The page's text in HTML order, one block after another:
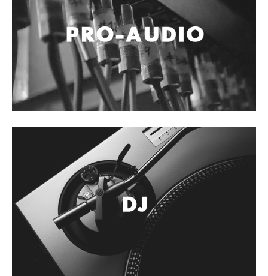
Luces Led
Laser
Maquinas de humo y escenario
Controladores
Accesorios
Sonido
Video y USB
Espigas y conectores
Accesorios